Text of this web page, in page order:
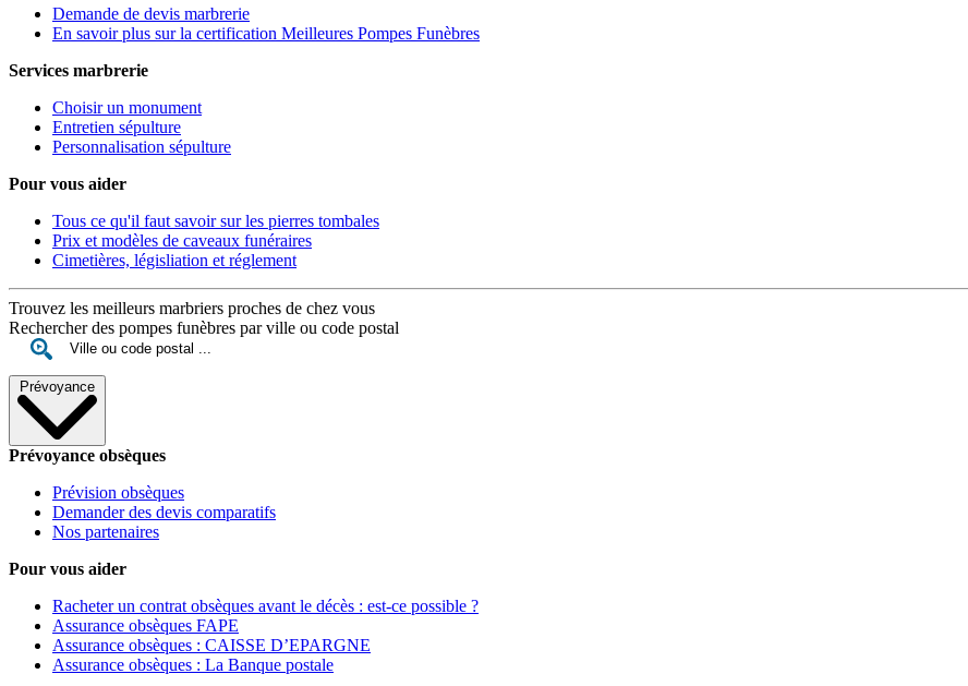
Demande de devis marbrerie
En savoir plus sur la certification Meilleures Pompes Funèbres
Services marbrerie
Choisir un monument
Entretien sépulture
Personnalisation sépulture
Pour vous aider
Tous ce qu'il faut savoir sur les pierres tombales
Prix et modèles de caveaux funéraires
Cimetières, législiation et réglement
Trouvez les meilleurs marbriers proches de chez vous
Rechercher des pompes funèbres par ville ou code postal
Prévoyance
Prévoyance obsèques
Prévision obsèques
Demander des devis comparatifs
Nos partenaires
Pour vous aider
Racheter un contrat obsèques avant le décès : est-ce possible ?
Assurance obsèques FAPE
Assurance obsèques : CAISSE D’EPARGNE
Assurance obsèques : La Banque postale